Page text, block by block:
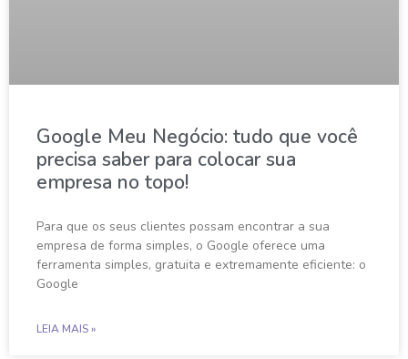
Google Meu Negócio: tudo que você
precisa saber para colocar sua
empresa no topo!
Para que os seus clientes possam encontrar a sua
empresa de forma simples, o Google oferece uma
ferramenta simples, gratuita e extremamente eficiente: o
Google
LEIA MAIS »